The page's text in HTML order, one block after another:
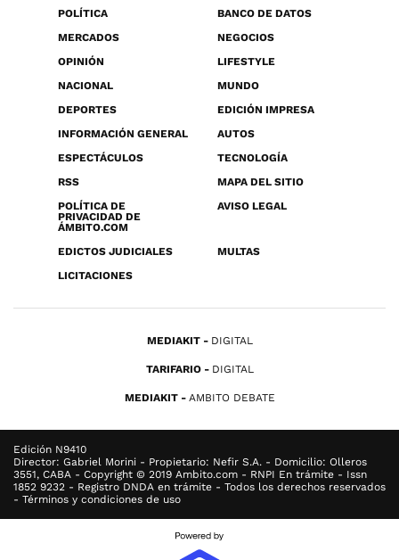
POLÍTICA
BANCO DE DATOS
MERCADOS
NEGOCIOS
OPINIÓN
LIFESTYLE
NACIONAL
MUNDO
DEPORTES
EDICIÓN IMPRESA
INFORMACIÓN GENERAL
AUTOS
ESPECTÁCULOS
TECNOLOGÍA
RSS
MAPA DEL SITIO
POLÍTICA DE
PRIVACIDAD DE
ÁMBITO.COM
AVISO LEGAL
EDICTOS JUDICIALES
MULTAS
LICITACIONES
MEDIAKIT DIGITAL
TARIFARIO DIGITAL
MEDIAKIT AMBITO DEBATE
Edición N9410
Director: Gabriel Morini - Propietario: Nefir S.A. - Domicilio: Olleros
3551, CABA - Copyright © 2019 Ambito.com - RNPI En trámite - Issn
1852 9232 - Registro DNDA en trámite - Todos los derechos reservados
- Términos y condiciones de uso